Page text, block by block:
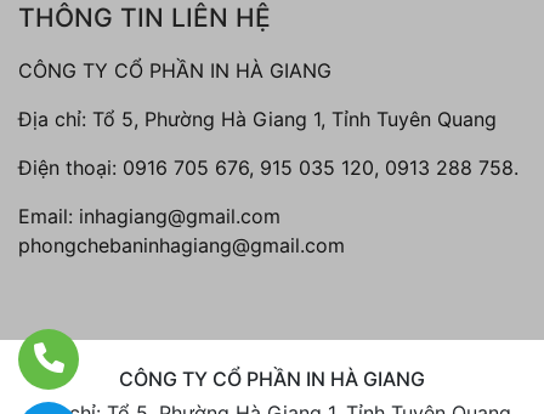
THÔNG TIN LIÊN HỆ
CÔNG TY CỔ PHẦN IN HÀ GIANG
Địa chỉ: Tổ 5, Phường Hà Giang 1, Tỉnh Tuyên Quang
Điện thoại: 0916 705 676, 915 035 120, 0913 288 758.
Email: inhagiang@gmail.com
phongchebaninhagiang@gmail.com
CÔNG TY CỔ PHẦN IN HÀ GIANG